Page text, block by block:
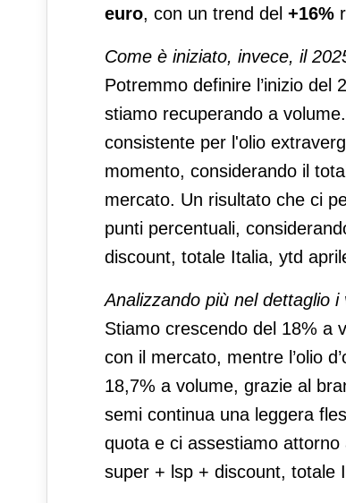
euro, con un trend del +16%
Come è iniziato, invece, il
Potremmo definire l’inizio del
stiamo recuperando a
consistente per l'olio
momento, considerando il
mercato. Un risultato che ci
punti percentuali,
discount, totale Italia, ytd
Analizzando più nel dettaglio
Stiamo crescendo del 18% a
con il mercato, mentre l’olio
18,7% a volume, grazie al
semi continua una leggera
quota e ci assestiamo
super + lsp + discount, totale